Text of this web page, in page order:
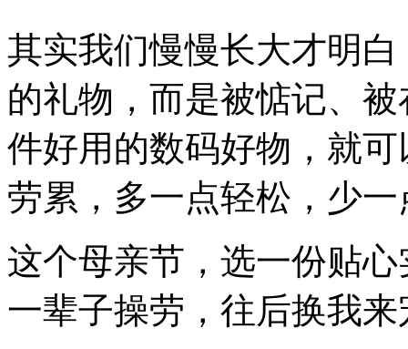
其实我们慢慢长大才明
的礼物，而是被惦记、
件好用的数码好物，就
劳累，多一点轻松，少
这个母亲节，选一份贴
一辈子操劳，往后换我来